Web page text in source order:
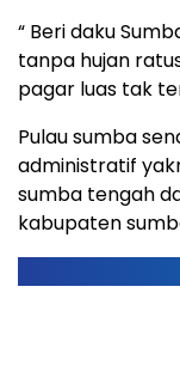
“ Beri daku
tanpa hujan
pagar luas tak
Pulau sumba
administratif
sumba tengah
kabupaten